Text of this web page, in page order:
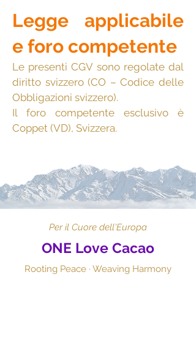
Legge applicabile
e foro competente
Le presenti CGV sono regolate dal
diritto svizzero (CO – Codice delle
Obbligazioni svizzero).
Il foro competente esclusivo è
Coppet (VD), Svizzera.
Per il Cuore dell'Europa
ONE Love Cacao
Rooting Peace · Weaving Harmony​